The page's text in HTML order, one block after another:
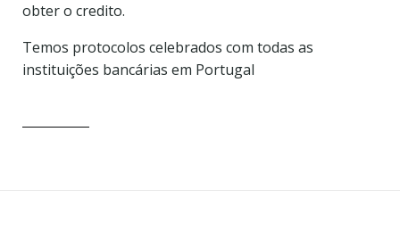
obter o credito.
Temos protocolos celebrados com todas as
instituições bancárias em Portugal